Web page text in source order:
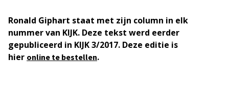
Ronald Giphart staat met zijn column in elk
nummer van KIJK. Deze tekst werd eerder
gepubliceerd in KIJK 3/2017. Deze editie is
hier online te bestellen.